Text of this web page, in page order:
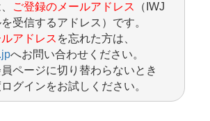
ご登録のメールアドレス
（IWJ
受信するアドレス）です。
アドレス を忘れた方は、
へお問い合わせください。
ページに切り替わらないとき
グインをお試しください。